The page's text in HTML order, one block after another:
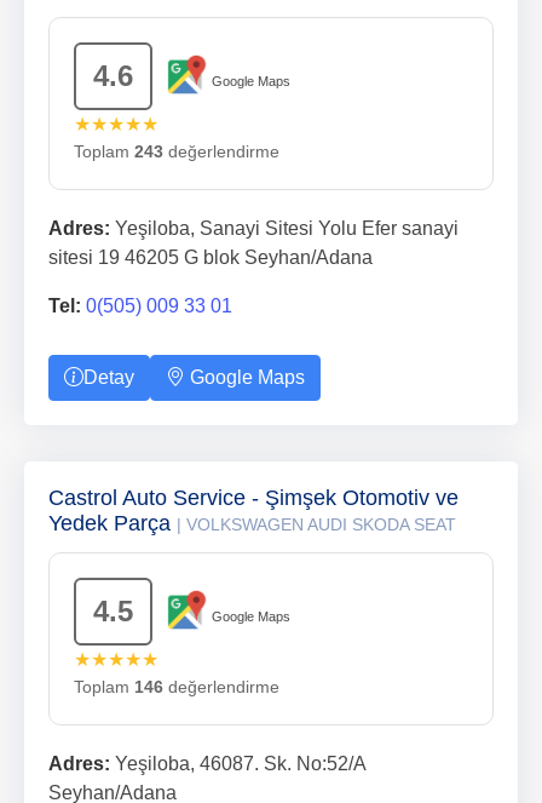
4.6 Google Maps
★★★★★
Toplam 243 değerlendirme
Adres: Yeşiloba, Sanayi Sitesi Yolu Efer sanayi
sitesi 19 46205 G blok Seyhan/Adana
Tel: 0(505) 009 33 01
Detay Google Maps
Castrol Auto Service - Şimşek Otomotiv ve
Yedek Parça | VOLKSWAGEN AUDI SKODA SEAT
4.5 Google Maps
★★★★★
Toplam 146 değerlendirme
Adres: Yeşiloba, 46087. Sk. No:52/A
Seyhan/Adana